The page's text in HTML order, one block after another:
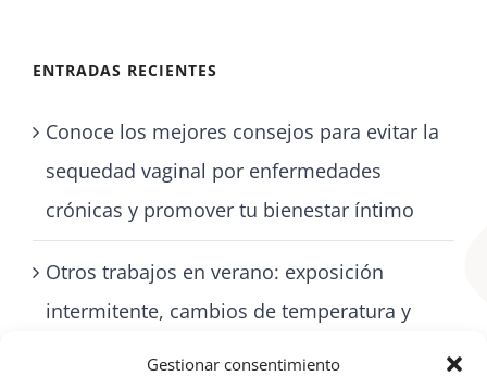
Gestionar consentimiento
ENTRADAS RECIENTES
Conoce los mejores consejos para evitar la
sequedad vaginal por enfermedades
crónicas y promover tu bienestar íntimo
Otros trabajos en verano: exposición
intermitente, cambios de temperatura y